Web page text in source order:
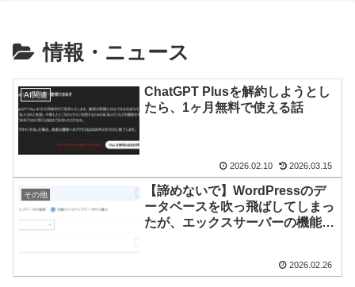
情報・ニュース
AI関連
ChatGPT Plusを解約しようとし
たら、1ヶ月無料で使える話
2026.02.10 2026.03.15
その他
【諦めないで】WordPressのデ
ータベースを吹っ飛ばしてしまっ
たが、エックスサーバーの機能で
2026.02.26